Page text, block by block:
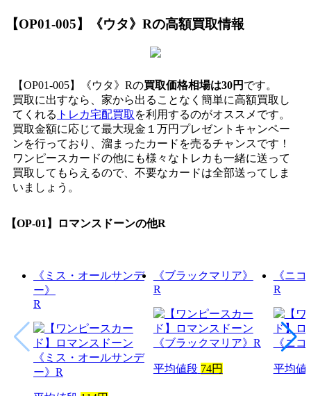
【OP01-005】《ウタ》Rの高額買取情報
【OP01-005】《ウタ》Rの買取価格相場は30円 です。
買取に出すなら、家から出ることなく簡単に高額買取し
てくれる トレカ宅配買取 を利用するのがオススメです。
買取金額に応じて最大現金１万円プレゼントキャンペー
ンを行っており、溜まったカードを売るチャンスです！
ワンピースカードの他にも様々なトレカも一緒に送って
買取してもらえるので、不要なカードは全部送ってしま
いましょう。
【OP-01】ロマンスドーンの他R
《ミス・オールサンデ
ー》
R
《ブラックマリア》
R
平均値段 74円
《ニ
R
平均値